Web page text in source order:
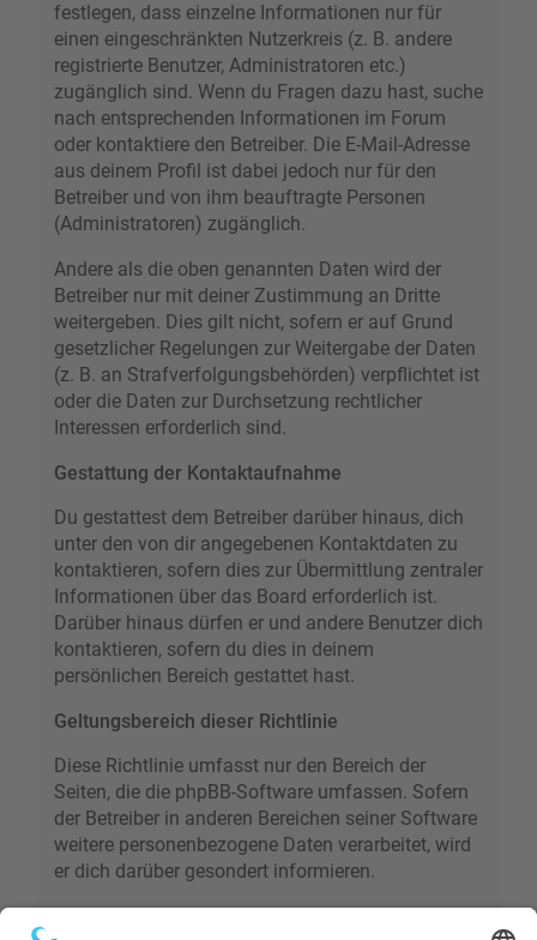
festlegen, dass einzelne Informationen nur für
einen eingeschränkten Nutzerkreis (z. B. andere
registrierte Benutzer, Administratoren etc.)
zugänglich sind. Wenn du Fragen dazu hast, suche
nach entsprechenden Informationen im Forum
oder kontaktiere den Betreiber. Die E-Mail-Adresse
aus deinem Profil ist dabei jedoch nur für den
Betreiber und von ihm beauftragte Personen
(Administratoren) zugänglich.
Andere als die oben genannten Daten wird der
Betreiber nur mit deiner Zustimmung an Dritte
weitergeben. Dies gilt nicht, sofern er auf Grund
gesetzlicher Regelungen zur Weitergabe der Daten
(z. B. an Strafverfolgungsbehörden) verpflichtet ist
oder die Daten zur Durchsetzung rechtlicher
Interessen erforderlich sind.
Gestattung der Kontaktaufnahme
Du gestattest dem Betreiber darüber hinaus, dich
unter den von dir angegebenen Kontaktdaten zu
kontaktieren, sofern dies zur Übermittlung zentraler
Informationen über das Board erforderlich ist.
Darüber hinaus dürfen er und andere Benutzer dich
kontaktieren, sofern du dies in deinem
persönlichen Bereich gestattet hast.
Geltungsbereich dieser Richtlinie
Diese Richtlinie umfasst nur den Bereich der
Seiten, die die phpBB-Software umfassen. Sofern
der Betreiber in anderen Bereichen seiner Software
weitere personenbezogene Daten verarbeitet, wird
er dich darüber gesondert informieren.